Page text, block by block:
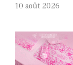
10 août 2026